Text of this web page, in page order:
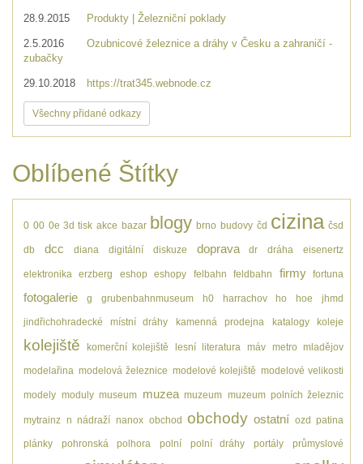
28.9.2015 Produkty | Železniční poklady
2.5.2016
Ozubnicové železnice a dráhy v Česku a zahraničí -
zubačky
29.10.2018 https://trat345.webnode.cz
Všechny přidané odkazy
Oblíbené Štítky
0 00 0e 3d tisk akce bazar blogy brno budovy čd cizina čsd
db dcc diana digitální diskuze doprava dr dráha eisenertz
elektronika erzberg eshop eshopy felbahn feldbahn firmy fortuna
fotogalerie g grubenbahnmuseum h0 harrachov ho hoe jhmd
jindřichohradecké místní dráhy kamenná prodejna katalogy koleje
kolejiště komerční kolejiště lesní literatura máv metro mladějov
modelařina modelová železnice modelové kolejiště modelové velikosti
modely moduly museum muzea muzeum muzeum polních železnic
mytrainz n nádraží nanox obchod obchody ostatní ozd patina
plánky pohronská polhora polní polní dráhy portály průmyslové